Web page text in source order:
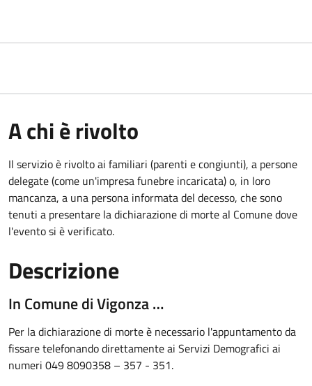
A chi è rivolto
Il servizio è rivolto ai familiari (parenti e congiunti), a persone
delegate (come un'impresa funebre incaricata) o, in loro
mancanza, a una persona informata del decesso, che sono
tenuti a presentare la dichiarazione di morte al Comune dove
l'evento si è verificato.
Descrizione
In Comune di Vigonza …
Per la dichiarazione di morte è necessario l'appuntamento da
fissare telefonando direttamente ai Servizi Demografici ai
numeri 049 8090358 – 357 - 351.